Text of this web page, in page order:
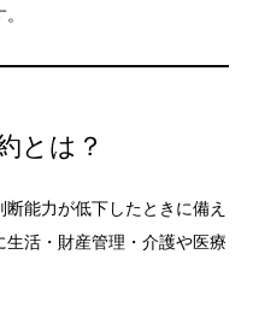
とは？
能力が低下したときに備え
活・財産管理・介護や医療